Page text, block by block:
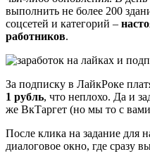
выполнить не более 200
соцсетей и категорий –
работников.
За подписку в ЛайкРоке
1 рубль, что неплохо. Да и
же ВкТаргет (но мы то с
После клика на задание для
диалоговое окно, где сразу